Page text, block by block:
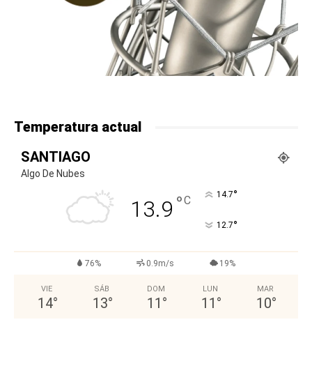
Temperatura actual
SANTIAGO
Algo De Nubes
13.9 °C 14.7°
12.7°
76% 0.9m/s 19%
VIE
14°
SÁB
13°
DOM
11 °
LUN
11 °
MAR
10°